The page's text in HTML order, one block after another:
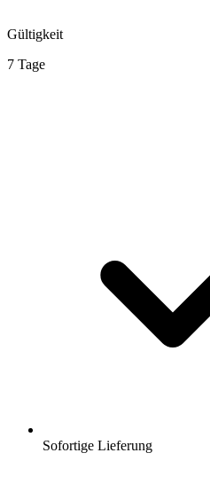
Gültigkeit
7 Tage
Sofortige Lieferung